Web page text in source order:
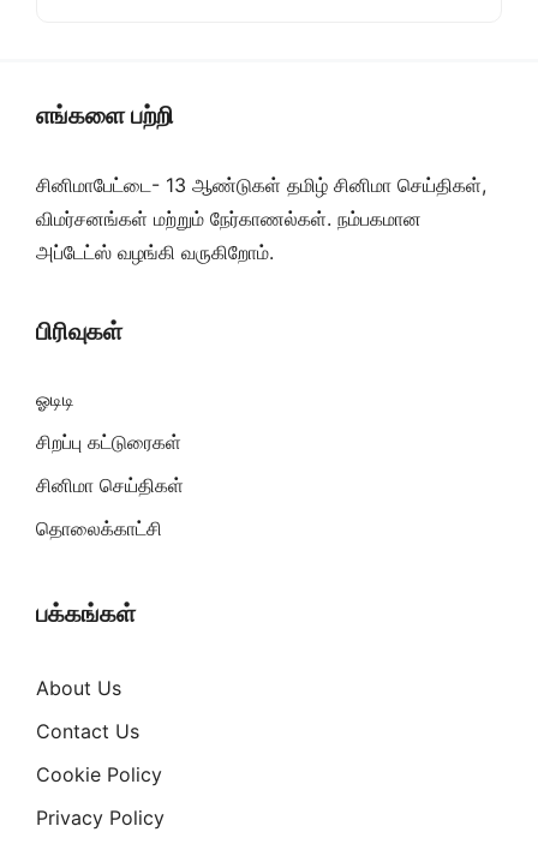
எங்களை பற்றி
சினிமாபேட்டை- 13 ஆண்டுகள் தமிழ் சினிமா செய்திகள்,
விமர்சனங்கள் மற்றும் நேர்காணல்கள். நம்பகமான
அப்டேட்ஸ் வழங்கி வருகிறோம்.
பிரிவுகள்
ஓடிடி
சிறப்பு கட்டுரைகள்
சினிமா செய்திகள்
தொலைக்காட்சி
பக்கங்கள்
About Us
Contact Us
Cookie Policy
Privacy Policy